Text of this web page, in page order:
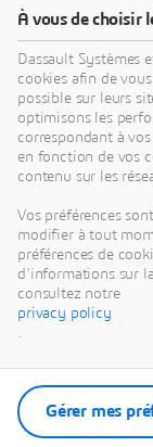
À vous de choisir
Dassault Systèmes
cookies afin de
possible sur leurs
optimisons les
correspondant à
en fonction de vos
contenu sur les
Vos préférences
modifier à tout
préférences de
d'informations sur
consultez notre
privacy policy
.
Gérer mes